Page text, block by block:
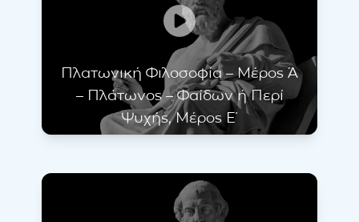
Πλατωνική Φιλοσοφία – Μέρος Ά
– Πλάτωνος – Φαίδων ή Περί
Ψυχής, Μέρος Ε΄